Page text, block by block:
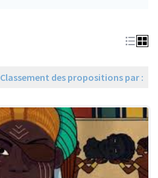
Classement des propositions par :